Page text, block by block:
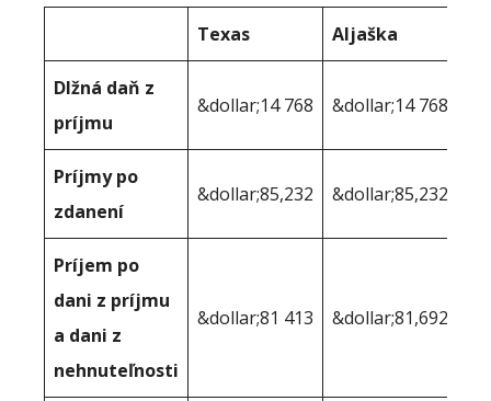
Texas Aljaška
Dlžná daň z
príjmu
&dollar;14 768 &dollar;14 768
Príjmy po
zdanení
&dollar;85,232 &dollar;85,232
Príjem po
dani z príjmu
a dani z
nehnuteľnosti
&dollar;81 413 &dollar;81,692